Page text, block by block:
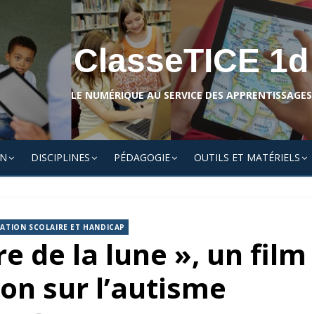
ClasseTICE 1d
LE NUMÉRIQUE AU SERVICE DES APPRENTISSAGES
DISCIPLINES PÉDAGOGIE OUTILS ET MATÉRIELS
SCOLAIRE ET HANDICAP
de la lune », un film
sur l’autisme